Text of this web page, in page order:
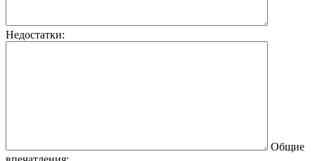
Недостатки:
Общие